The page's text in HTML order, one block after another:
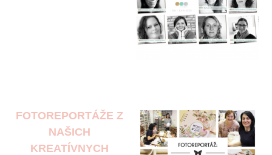
FOTOREPORTÁŽE Z
NAŠICH
KREATÍVNYCH